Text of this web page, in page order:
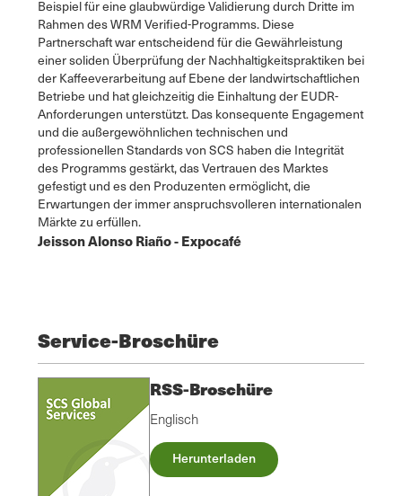
Beispiel für eine glaubwürdige Validierung durch Dritte im
Rahmen des WRM Verified-Programms. Diese
Partnerschaft war entscheidend für die Gewährleistung
einer soliden Überprüfung der Nachhaltigkeitspraktiken bei
der Kaffeeverarbeitung auf Ebene der landwirtschaftlichen
Betriebe und hat gleichzeitig die Einhaltung der EUDR-
Anforderungen unterstützt. Das konsequente Engagement
und die außergewöhnlichen technischen und
professionellen Standards von SCS haben die Integrität
des Programms gestärkt, das Vertrauen des Marktes
gefestigt und es den Produzenten ermöglicht, die
Erwartungen der immer anspruchsvolleren internationalen
Märkte zu erfüllen.
Jeisson Alonso Riaño - Expocafé
Service-Broschüre
RSS-Broschüre
Englisch
Herunterladen